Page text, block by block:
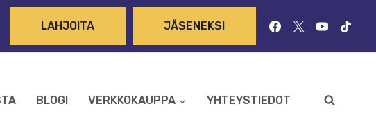
LAHJOITA JÄSENEKSI
BLOGI VERKKOKAUPPA YHTEYSTIEDOT